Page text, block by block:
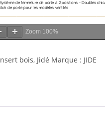
Zoom 100%
bois, Jidé Marque : JIDE